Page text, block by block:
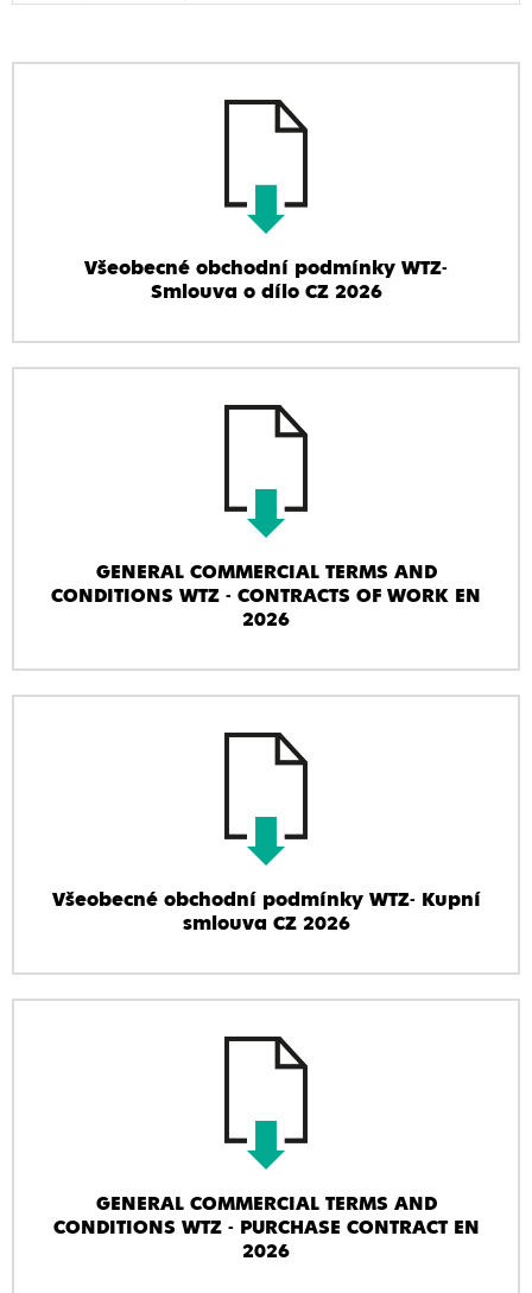
Všeobecné obchodní podmínky WTZ-
Smlouva o dílo CZ 2026
GENERAL COMMERCIAL TERMS AND
CONDITIONS WTZ - CONTRACTS OF WORK EN
2026
Všeobecné obchodní podmínky WTZ- Kupní
smlouva CZ 2026
GENERAL COMMERCIAL TERMS AND
CONDITIONS WTZ - PURCHASE CONTRACT EN
2026